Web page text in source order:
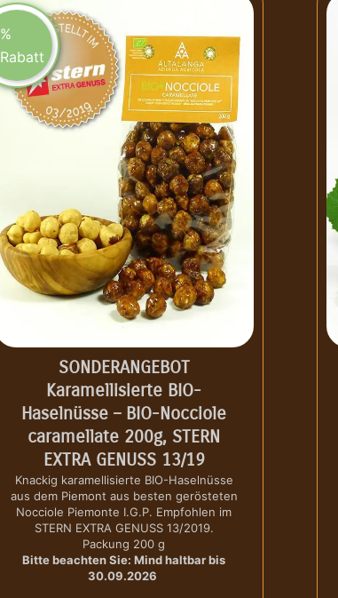
%
Rabatt
SONDERANGEBOT
Karamellisierte BIO-
Haselnüsse – BIO-Nocciole
caramellate 200g, STERN
EXTRA GENUSS 13/19
Knackig karamellisierte BIO-Haselnüsse
aus dem Piemont aus besten gerösteten
Nocciole Piemonte I.G.P. Empfohlen im
STERN EXTRA GENUSS 13/2019.
Packung 200 g
Bitte beachten Sie: Mind haltbar bis
30.09.2026